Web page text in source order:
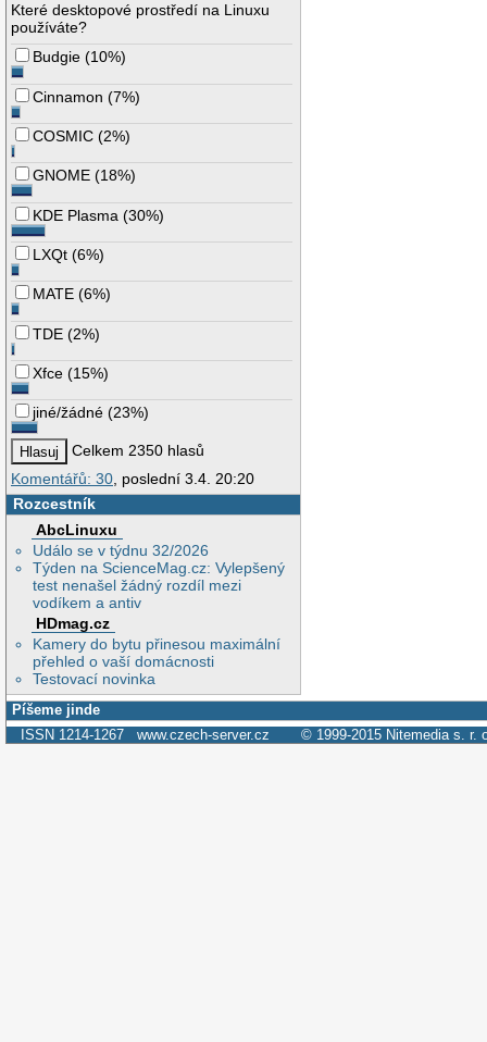
Které desktopové prostředí na Linuxu
používáte?
Budgie (10%)
Cinnamon (7%)
COSMIC (2%)
GNOME (18%)
KDE Plasma (30%)
LXQt (6%)
MATE (6%)
TDE (2%)
Xfce (15%)
jiné/žádné (23%)
Celkem 2350 hlasů
Komentářů: 30 , poslední 3.4. 20:20
Rozcestník
AbcLinuxu
Událo se v týdnu 32/2026
Týden na ScienceMag.cz: Vylepšený
test nenašel žádný rozdíl mezi
vodíkem a antiv
HDmag.cz
Kamery do bytu přinesou maximální
přehled o vaší domácnosti
Testovací novinka
Píšeme jinde
ISSN 1214-1267 www.czech-server.cz © 1999-2015 Nitemedia s. r.